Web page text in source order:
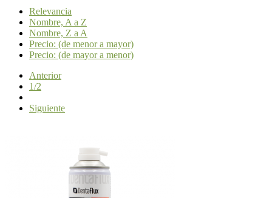
Relevancia
Nombre, A a Z
Nombre, Z a A
Precio: (de menor a mayor)
Precio: (de mayor a menor)
Anterior
1/2
Siguiente